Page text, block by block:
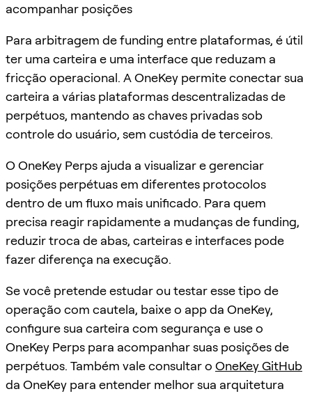
acompanhar posições
Para arbitragem de funding entre plataformas, é útil
ter uma carteira e uma interface que reduzam a
fricção operacional. A OneKey permite conectar sua
carteira a várias plataformas descentralizadas de
perpétuos, mantendo as chaves privadas sob
controle do usuário, sem custódia de terceiros.
O OneKey Perps ajuda a visualizar e gerenciar
posições perpétuas em diferentes protocolos
dentro de um fluxo mais unificado. Para quem
precisa reagir rapidamente a mudanças de funding,
reduzir troca de abas, carteiras e interfaces pode
fazer diferença na execução.
Se você pretende estudar ou testar esse tipo de
operação com cautela, baixe o app da OneKey,
configure sua carteira com segurança e use o
OneKey Perps para acompanhar suas posições de
perpétuos. Também vale consultar o OneKey GitHub
da OneKey para entender melhor sua arquitetura